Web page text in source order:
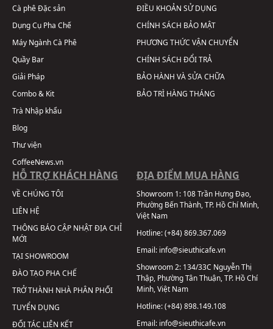
Cà phê Đặc sản
Dụng Cụ Pha Chế
Máy Ngành Cà Phê
Quầy Bar
Giải Pháp
Combo & Kit
Trà Nhập khẩu
Blog
Thư viện
CoffeeNews.vn
ĐIỀU KHOẢN SỬ DỤNG
CHÍNH SÁCH BẢO MẬT
PHƯƠNG THỨC VẬN CHUYỂN
CHÍNH SÁCH ĐỔI TRẢ
BẢO HÀNH VÀ SỬA CHỮA
BẢO TRÌ HÀNG THÁNG
HỖ TRỢ KHÁCH HÀNG
VỀ CHÚNG TÔI
LIÊN HỆ
THÔNG BÁO CẬP NHẬT ĐỊA CHỈ
MỚI
TẠI SHOWROOM
ĐÀO TẠO PHA CHẾ
TRỞ THÀNH NHÀ PHÂN PHỐI
TUYỂN DỤNG
ĐỐI TÁC LIÊN KẾT
ĐỊA ĐIỂM MUA HÀNG
Showroom 1: 108 Trần Hưng Đạo,
Phường Bến Thành, TP. Hồ Chí Minh,
Việt Nam
Hotline:(+84) 869.367.069
Email: info@sieuthicafe.vn
Showroom 2: 134/33C Nguyễn Thị
Thập, Phường Tân Thuận, TP. Hồ Chí
Minh, Việt Nam
Hotline:(+84) 898.149.108
Email: info@sieuthicafe.vn